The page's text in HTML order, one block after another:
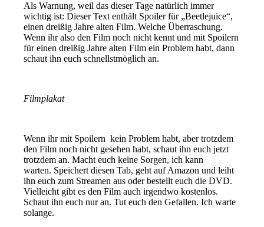
Als Warnung, weil das dieser Tage natürlich immer
wichtig ist: Dieser Text enthält Spoiler für „Beetlejuice“,
einen dreißig Jahre alten Film. Welche Überraschung.
Wenn ihr also den Film noch nicht kennt und mit Spoilern
für einen dreißig Jahre alten Film ein Problem habt, dann
schaut ihn euch schnellstmöglich an.
Filmplakat
Wenn ihr mit Spoilern kein Problem habt, aber trotzdem
den Film noch nicht gesehen habt, schaut ihn euch jetzt
trotzdem an. Macht euch keine Sorgen, ich kann
warten. Speichert diesen Tab, geht auf Amazon und leiht
ihn euch zum Streamen aus oder bestellt euch die DVD.
Vielleicht gibt es den Film auch irgendwo kostenlos.
Schaut ihn euch nur an. Tut euch den Gefallen. Ich warte
solange.